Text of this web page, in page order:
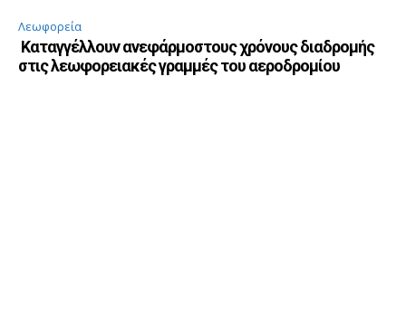
Λεωφορεία
Καταγγέλλουν ανεφάρμοστους χρόνους διαδρομής
στις λεωφορειακές γραμμές του αεροδρομίου